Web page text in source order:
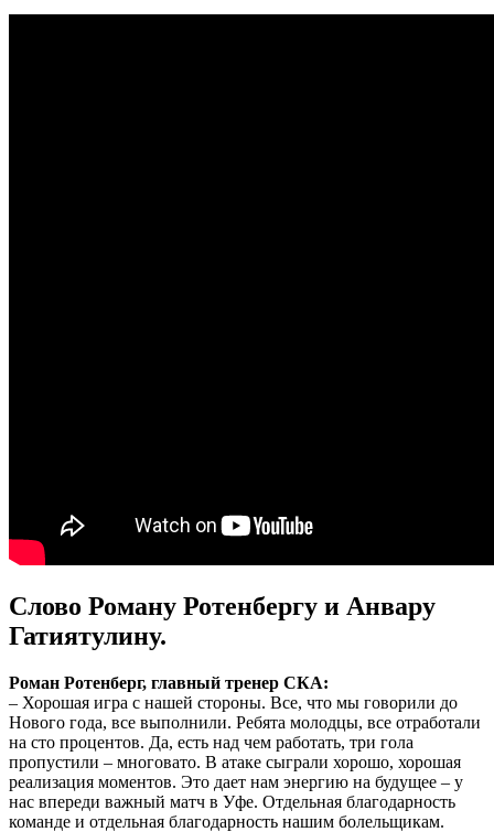
Слово Роману Ротенбергу и Анвару
Гатиятулину.
Роман Ротенберг, главный тренер СКА:
– Хорошая игра с нашей стороны. Все, что мы говорили до
Нового года, все выполнили. Ребята молодцы, все отработали
на сто процентов. Да, есть над чем работать, три гола
пропустили – многовато. В атаке сыграли хорошо, хорошая
реализация моментов. Это дает нам энергию на будущее – у
нас впереди важный матч в Уфе. Отдельная благодарность
команде и отдельная благодарность нашим болельщикам.